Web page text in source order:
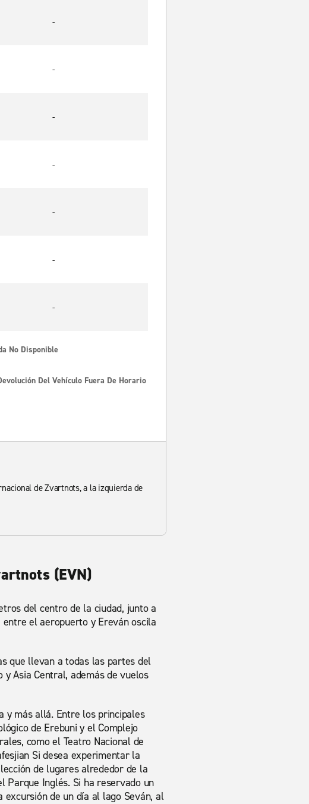
-
-
-
-
-
-
-
No Disponible
Del Vehículo Fuera De Horario
de Zvartnots, a la izquierda de
(EVN)
del centro de la ciudad, junto a
el aeropuerto y Ereván oscila
que llevan a todas las partes del
Asia Central, además de vuelos
y más allá. Entre los principales
de Erebuni y el Complejo
como el Teatro Nacional de
Si desea experimentar la
de lugares alrededor de la
Parque Inglés. Si ha reservado un
de un día al lago Seván, al